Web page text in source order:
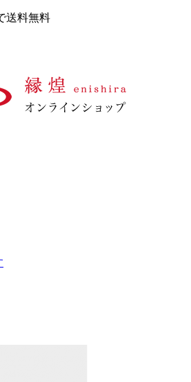
送料無料